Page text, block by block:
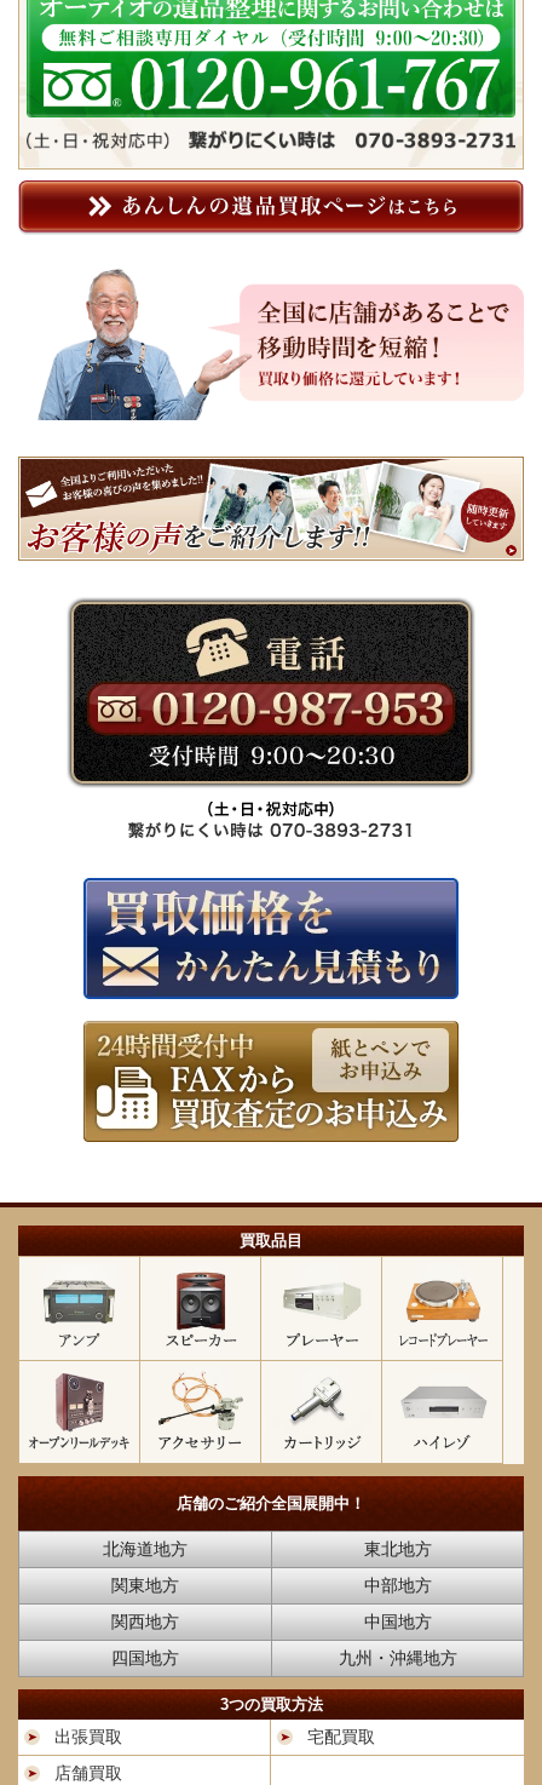
買取品目
店舗のご紹介全国展開中！
北海道地方
東北地方
関東地方
中部地方
関西地方
中国地方
四国地方
九州・沖縄地方
3つの買取方法
出張買取
宅配買取
店舗買取